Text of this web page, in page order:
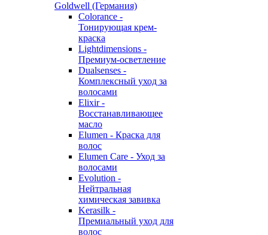
Goldwell (Германия)
Colorance -
Тонирующая крем-
краска
Lightdimensions -
Премиум-осветление
Dualsenses -
Комплексный уход за
волосами
Elixir -
Восстанавливающее
масло
Elumen - Краска для
волос
Elumen Care - Уход за
волосами
Evolution -
Нейтральная
химическая завивка
Kerasilk -
Премиальный уход для
волос